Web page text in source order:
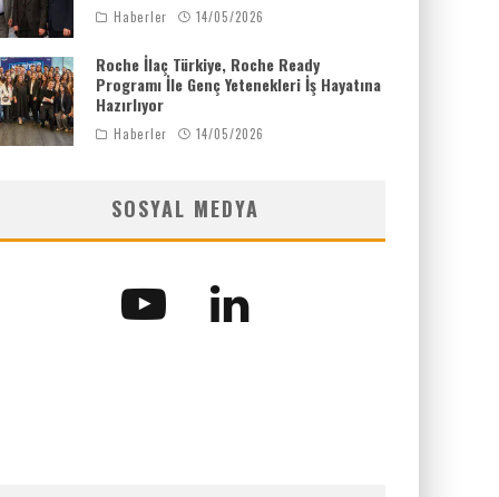
Haberler 14/05/2026
Roche İlaç Türkiye, Roche Ready
Programı İle Genç Yetenekleri İş Hayatına
Hazırlıyor
Haberler 14/05/2026
SOSYAL MEDYA